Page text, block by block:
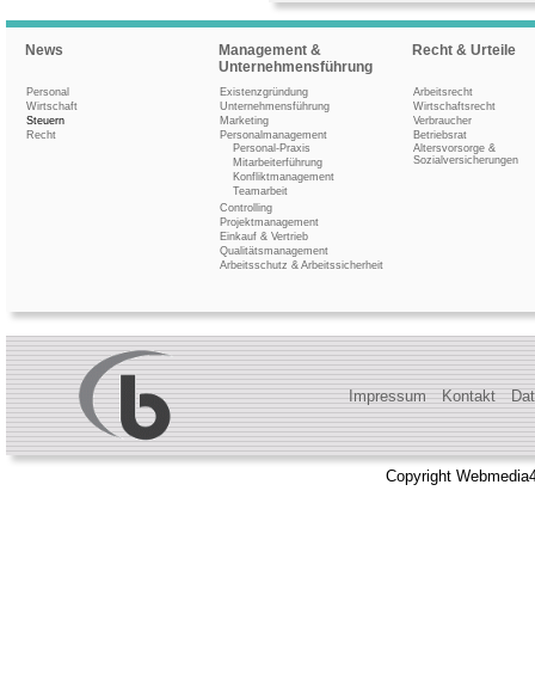
News
Personal
Wirtschaft
Steuern
Recht
Management &
Unternehmensführung
Existenzgründung
Unternehmensführung
Marketing
Personalmanagement
Personal-Praxis
Mitarbeiterführung
Konfliktmanagement
Teamarbeit
Controlling
Projektmanagement
Einkauf & Vertrieb
Qualitätsmanagement
Arbeitsschutz & Arbeitssicherheit
Recht & Urteile
Arbeitsrecht
Wirtschaftsrecht
Verbraucher
Betriebsrat
Altersvorsorge &
Sozialversicherungen
Impressum Kontakt
Copyright